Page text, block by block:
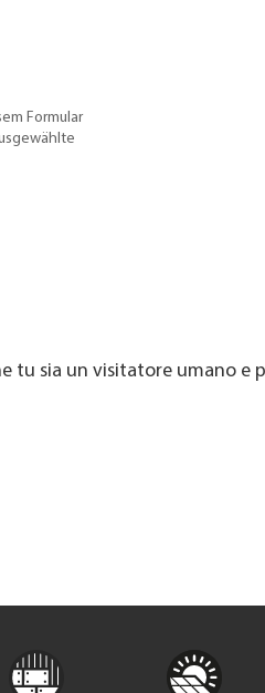
Formular
tu sia un visitatore umano e